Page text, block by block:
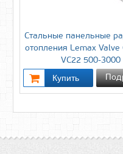
Стальные панельные
отопления Lemax Valve
VC22 500-3000